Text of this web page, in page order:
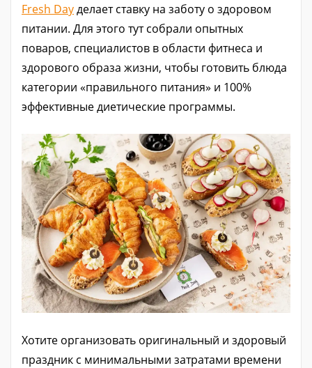
Fresh Dayделает ставку на заботу о здоровом
питании. Для этого тут собрали опытных
поваров, специалистов в области фитнеса и
здорового образа жизни, чтобы готовить блюда
категории «правильного питания» и 100%
эффективные диетические программы.
Хотите организовать оригинальный и здоровый
праздник с минимальными затратами времени